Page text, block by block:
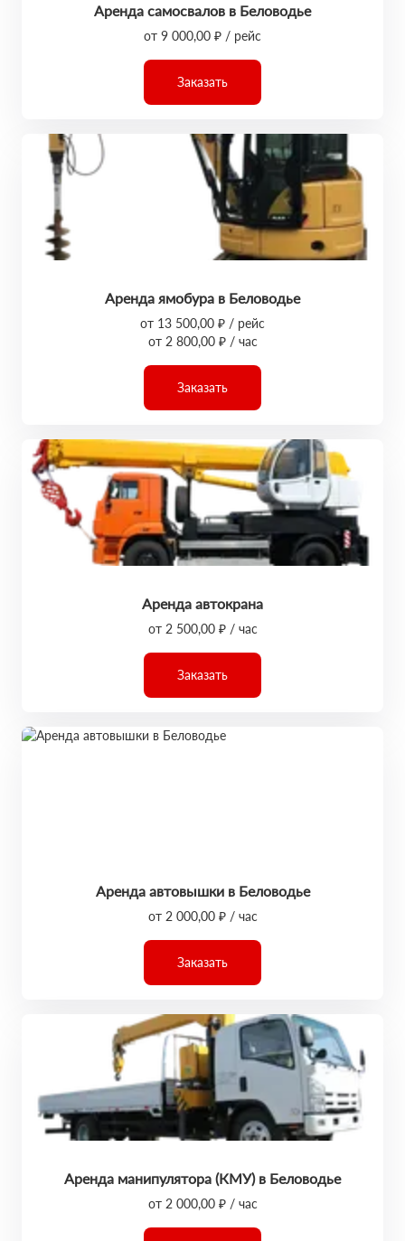
Аренда самосвалов в Беловодье
от 9 000,00 ₽ / рейс
Заказать
Аренда ямобура в Беловодье
от 13 500,00 ₽ / рейс
от 2 800,00 ₽ / час
Заказать
Аренда автокрана
от 2 500,00 ₽ / час
Заказать
Аренда автовышки в Беловодье
от 2 000,00 ₽ / час
Заказать
Аренда манипулятора (КМУ) в Беловодье
от 2 000,00 ₽ / час